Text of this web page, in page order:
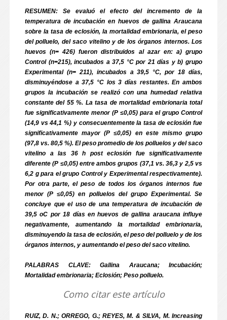
RESUMEN: Se evaluó el efecto del incremento de la
temperatura de incubación en huevos de gallina Araucana
sobre la tasa de eclosión, la mortalidad embrionaria, el peso
del polluelo, del saco vitelino y de los órganos internos. Los
huevos (n= 426) fueron distribuidos al azar en: a) grupo
Control (n=215), incubados a 37,5 °C por 21 días y b) grupo
Experimental (n= 211), incubados a 39,5 °C, por 18 días,
disminuyéndose a 37,5 °C los 3 días restantes. En ambos
grupos la incubación se realizó con una humedad relativa
constante del 55 %. La tasa de mortalidad embrionaria total
fue significativamente menor (P ≤0,05) para el grupo Control
(14,9 vs 44,1 %) y consecuentemente la tasa de eclosión fue
significativamente mayor (P ≤0,05) en este mismo grupo
(97,8 vs. 80,5 %). El peso promedio de los polluelos y del saco
vitelino a las 36 h post eclosión fue significativamente
diferente (P ≤0,05) entre ambos grupos (37,1 vs. 36,3 y 2,5 vs
6,2 g para el grupo Control y Experimental respectivamente).
Por otra parte, el peso de todos los órganos internos fue
menor (P ≤0,05) en polluelos del grupo Experimental. Se
concluye que el uso de una temperatura de incubación de
39,5 oC por 18 días en huevos de gallina araucana influye
negativamente, aumentando la mortalidad embrionaria,
disminuyendo la tasa de eclosión, el peso del polluelo y de los
órganos internos, y aumentando el peso del saco vitelino.
PALABRAS CLAVE: Gallina Araucana; Incubación;
Mortalidad embrionaria; Eclosión; Peso polluelo.
Como citar este artículo
RUIZ, D. N.; ORREGO, G.; REYES, M. & SILVA, M. Increasing